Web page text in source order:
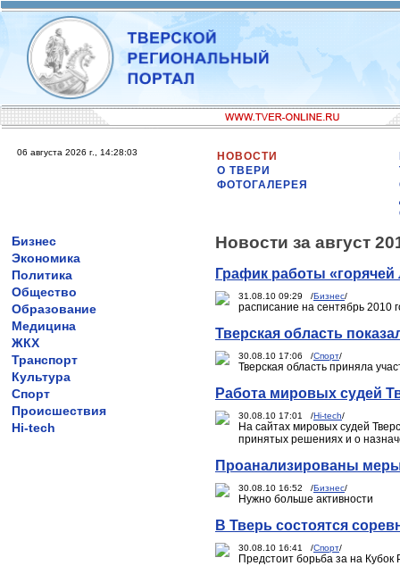
06 августа 2026 г., 14:28:03
НОВОСТИ
О ТВЕРИ
ФОТОГАЛЕРЕЯ
Бизнес
Экономика
Политика
Общество
Образование
Медицина
ЖКХ
Транспорт
Культура
Спорт
Происшествия
Hi-tech
Новости за август
График работы
31.08.10 09:29 /Бизнес/
расписание на сентябрь 2010
Тверская область
30.08.10 17:06 /Спорт/
Тверская область приняла
Работа мировых судей
30.08.10 17:01 /Hi-tech/
На сайтах мировых судей
принятых решениях и о
Проанализированы
30.08.10 16:52 /Бизнес/
Нужно больше активности
В Тверь состоятся
30.08.10 16:41 /Спорт/
Предстоит борьба за на Кубок